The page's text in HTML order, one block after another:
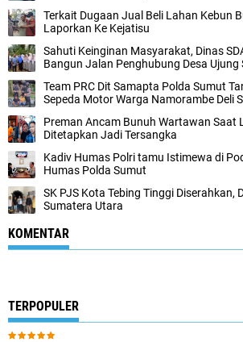
Terkait Dugaan Jual Beli Lahan Kebun
Laporkan Ke Kejatisu
Sahuti Keinginan Masyarakat, Dinas
Bangun Jalan Penghubung Desa
Team PRC Dit Samapta Polda Sumut
Sepeda Motor Warga Namorambe Deli
Preman Ancam Bunuh Wartawan Saat
Ditetapkan Jadi Tersangka
Kadiv Humas Polri tamu Istimewa di
Humas Polda Sumut
SK PJS Kota Tebing Tinggi Diserahkan,
Sumatera Utara
KOMENTAR
TERPOPULER